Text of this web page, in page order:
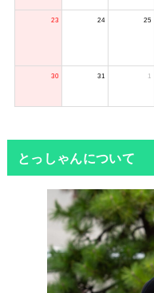
23 24 25
30 31 1
とっしゃんについて